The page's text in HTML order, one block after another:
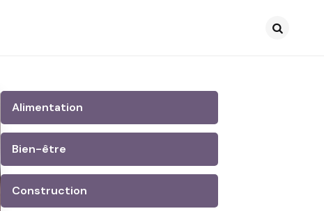
Alimentation
Bien-être
Construction